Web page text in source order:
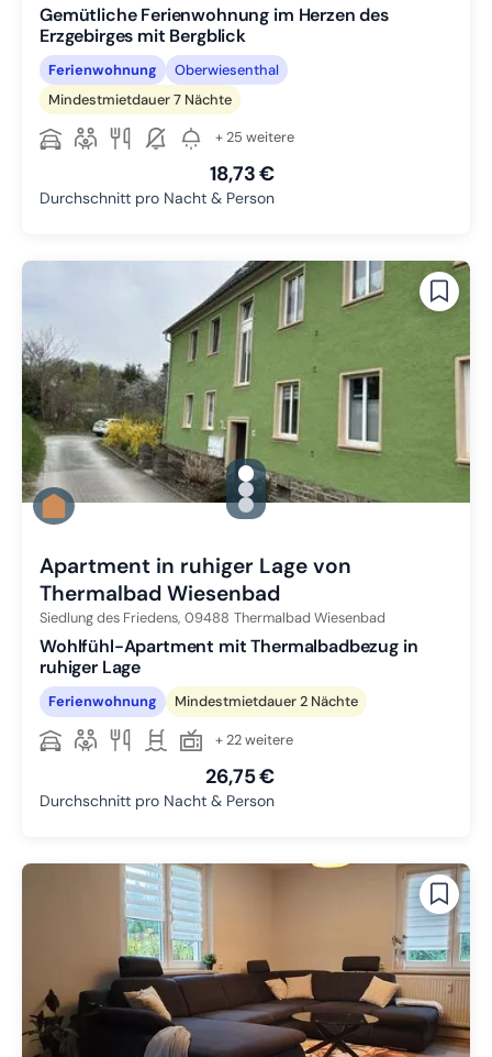
Gemütliche Ferienwohnung im Herzen des
Erzgebirges mit Bergblick
Ferienwohnung
Oberwiesenthal
Mindestmietdauer 7 Nächte
+ 25 weitere
18,73 €
Durchschnitt pro Nacht & Person
gallery.slide_selector
Zu Slide 1 wechseln
Zu Slide 2 wechseln
Zu Slide 3 wechseln
Apartment in ruhiger Lage von
Thermalbad Wiesenbad
Siedlung des Friedens, 09488 Thermalbad Wiesenbad
Wohlfühl-Apartment mit Thermalbadbezug in
ruhiger Lage
Ferienwohnung Mindestmietdauer 2 Nächte
+ 22 weitere
26,75 €
Durchschnitt pro Nacht & Person